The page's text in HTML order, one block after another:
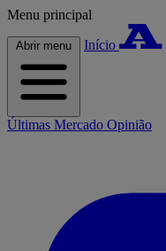
Menu principal
Abrir menu Início
Últimas Mercado Opinião